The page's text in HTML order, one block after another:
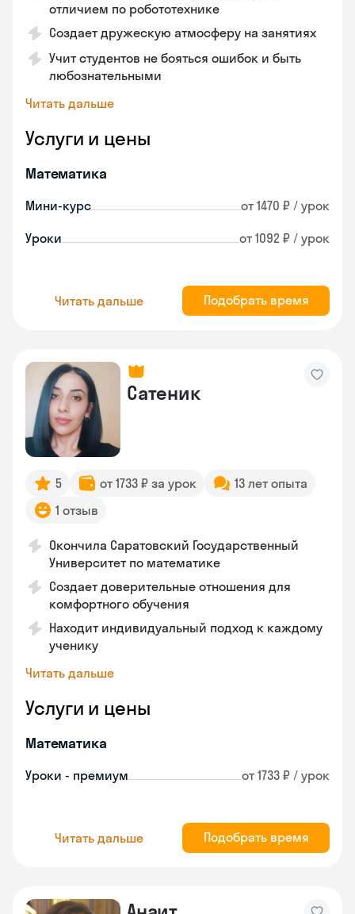
отличием по робототехнике
Создает дружескую атмосферу на занятиях
Учит студентов не бояться ошибок и быть
любознательными
Читать дальше
Услуги и цены
Математика
Мини-курс от 1470 ₽ / урок
Уроки от 1092 ₽ / урок
Читать дальше Подобрать время
Сатеник
5 от 1733 ₽ за урок
13 лет опыта
1 отзыв
Окончила Саратовский Государственный
Университет по математике
Создает доверительные отношения для
комфортного обучения
Находит индивидуальный подход к каждому
ученику
Читать дальше
Услуги и цены
Математика
Уроки - премиум от 1733 ₽ / урок
Читать дальше Подобрать время